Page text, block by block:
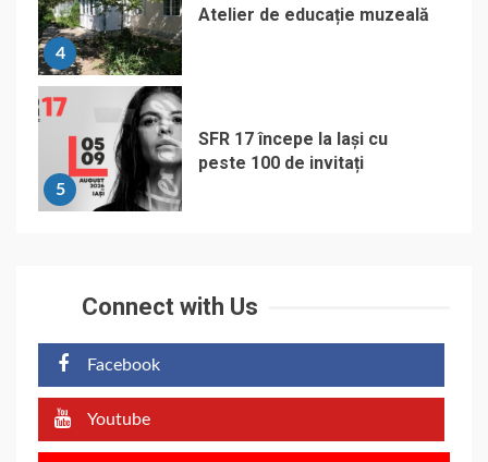
4
Atelier de educație muzeală
5
SFR 17 începe la Iași cu
peste 100 de invitați
Connect with Us
Facebook
Youtube